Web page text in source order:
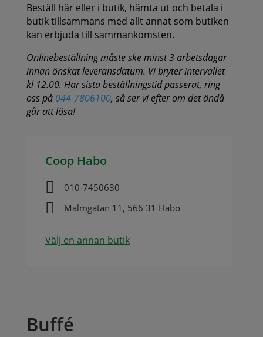
Beställ här eller i butik, hämta ut och betala i
butik tillsammans med allt annat som butiken
kan erbjuda till sammankomsten.
Onlinebeställning måste ske minst 3 arbetsdagar
innan önskat leveransdatum. Vi bryter intervallet
kl 12.00. Har sista beställningstid passerat, ring
oss på 044-7806100, så ser vi efter om det ändå
går att lösa!
Coop Habo
 010-7450630
 Malmgatan 11, 566 31 Habo
Välj en annan butik
Buffé